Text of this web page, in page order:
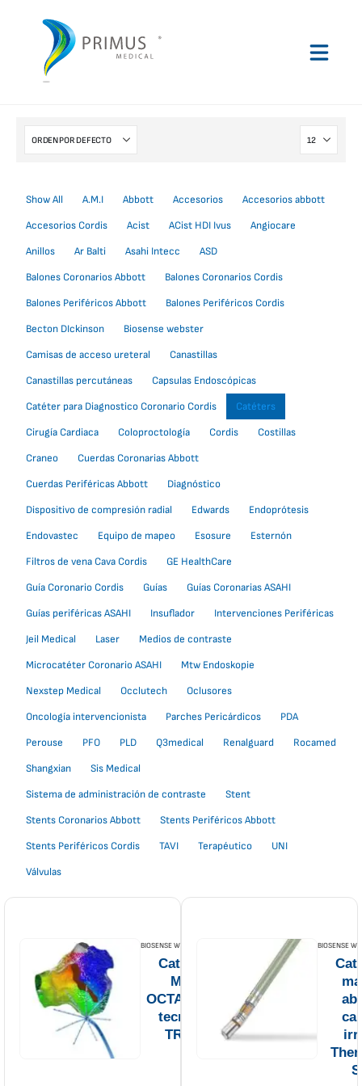
Show All A.M.I Abbott Accesorios
Accesorios abbott
Accesorios Cordis
Acist ACist HDI Ivus
Angiocare
Anillos
Ar Balti Asahi Intecc
ASD
Balones Coronarios Abbott
Balones Coronarios Cordis
Balones Periféricos Abbott
Balones Periféricos Cordis
Becton DIckinson
Biosense webster
Camisas de acceso ureteral
Canastillas
Canastillas percutáneas
Capsulas Endoscópicas
Catéter para Diagnostico Coronario Cordis
Catéters
Cirugía Cardiaca
Coloproctología Cordis
Costillas
Craneo
Cuerdas Coronarias Abbott
Cuerdas Periféricas Abbott
Diagnóstico
Dispositivo de compresión radial
Edwards
Endoprótesis
Endovastec
Equipo de mapeo Esosure
Esternón
Filtros de vena Cava Cordis
GE HealthCare
Guía Coronario Cordis
Guías
Guías Coronarias ASAHI
Guías periféricas ASAHI
Insuflador
Intervenciones Periféricas
Jeil Medical
Laser
Medios de contraste
Microcatéter Coronario ASAHI
Mtw Endoskopie
Nexstep Medical
Occlutech
Oclusores
Oncología intervencionista
Parches Pericárdicos
PDA
Perouse
PFO PLD Q3medical Renalguard
Rocamed
Shangxian
Sis Medical
Sistema de administración de contraste
Stent
Stents Coronarios Abbott
Stents Periféricos Abbott
Stents Periféricos Cordis
TAVI Terapéutico
UNI
Válvulas
BIOSENSE WEBSTER
Catéter de
Mapeo
OCTARAY con
tecnología
TRUEref
BIOSENSE